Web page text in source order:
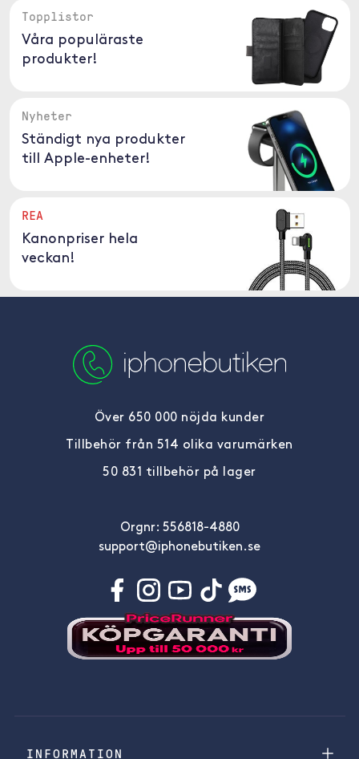
Topplistor
Våra populäraste
produkter!
Nyheter
Ständigt nya produkter
till Apple-enheter!
REA
Kanonpriser hela
veckan!
Över 650 000 nöjda kunder
Tillbehör från 514 olika varumärken
50 831 tillbehör på lager
Orgnr: 556818-4880
support@iphonebutiken.se
INFORMATION